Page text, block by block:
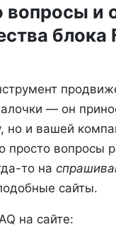
вопросы и
блока
— он
но и вашей
просто вопросы
то на
сайты.
на сайте: